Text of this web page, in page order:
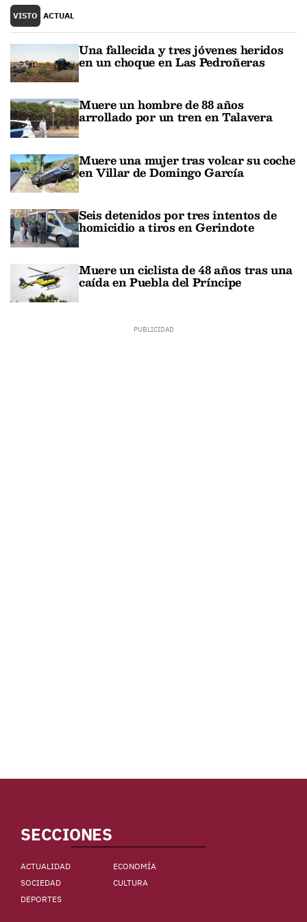
VISTO ACTUAL
Una fallecida y tres jóvenes heridos
en un choque en Las Pedroñeras
Muere un hombre de 88 años
arrollado por un tren en Talavera
Muere una mujer tras volcar su coche
en Villar de Domingo García
Seis detenidos por tres intentos de
homicidio a tiros en Gerindote
Muere un ciclista de 48 años tras una
caída en Puebla del Príncipe
SECCIONES
ACTUALIDAD
ECONOMÍA
SOCIEDAD
CULTURA
DEPORTES